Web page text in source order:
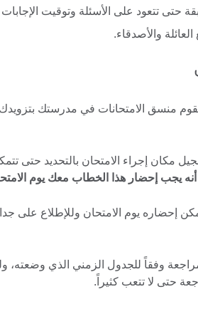
حتى تتعود على الأسئلة وتوقيت الإجابات
والأصدقاء.
منسق الامتحانات في مدرستك
إجراء الامتحان بالتحديد حتى
أنه يجب إحضار هذا الخطاب معك يوم
إحضاره يوم الامتحان وللإطلاع على
وفقاً للجدول الزمني الذي وضعته،
حتى لا تتعب كثيراً.